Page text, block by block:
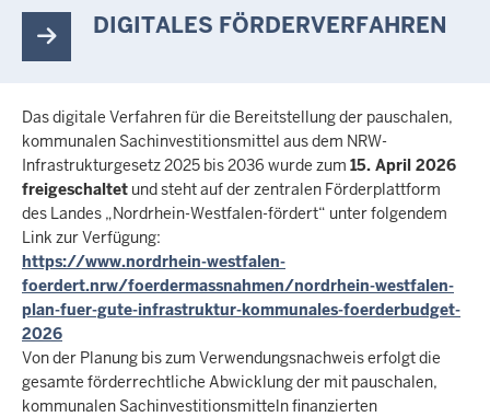
DIGITALES FÖRDERVERFAHREN
Das digitale Verfahren für die Bereitstellung der pauschalen,
kommunalen Sachinvestitionsmittel aus dem NRW-
Infrastrukturgesetz 2025 bis 2036 wurde zum 15. April 2026
freigeschaltet und steht auf der zentralen Förderplattform
des Landes „Nordrhein-Westfalen-fördert“ unter folgendem
Link zur Verfügung:
https://www.nordrhein-westfalen-
foerdert.nrw/foerdermassnahmen/nordrhein-westfalen-
plan-fuer-gute-infrastruktur-kommunales-foerderbudget-
2026
Von der Planung bis zum Verwendungsnachweis erfolgt die
gesamte förderrechtliche Abwicklung der mit pauschalen,
kommunalen Sachinvestitionsmitteln finanzierten